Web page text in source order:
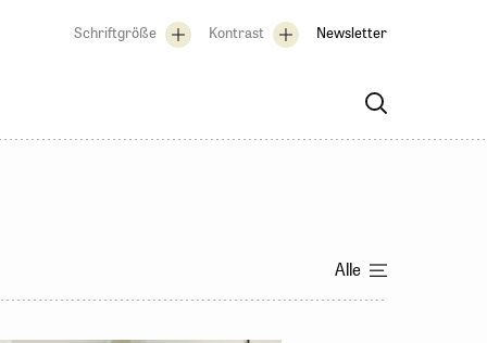
Schriftgröße Kontrast Newsletter
Alle